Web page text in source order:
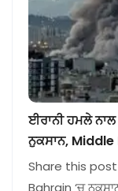
ਈਰਾਨੀ ਹਮਲੇ
ਨੁਕਸਾਨ, Middle
Share this post
Bahrain ‘ਚ